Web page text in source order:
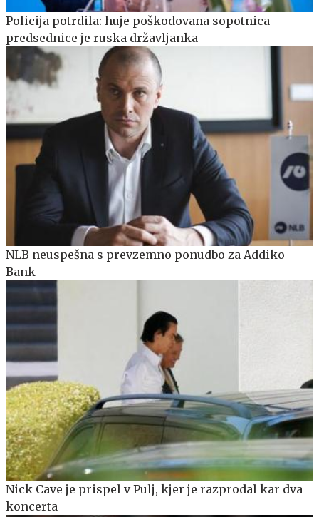
Policija potrdila: huje poškodovana sopotnica
predsednice je ruska državljanka
NLB neuspešna s prevzemno ponudbo za Addiko
Bank
Nick Cave je prispel v Pulj, kjer je razprodal kar dva
koncerta